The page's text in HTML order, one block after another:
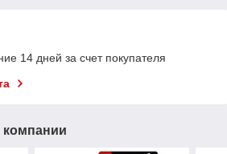
14 дней за счет покупателя